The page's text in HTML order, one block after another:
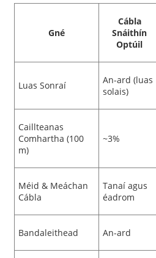
Gné
Cábla
Snáithín
Optúil
Luas Sonraí
An-ard (luas
solais)
Caillteanas
Comhartha (100
m)
~3%
Méid & Meáchan
Cábla
Tanaí agus
éadrom
Bandaleithead An-ard